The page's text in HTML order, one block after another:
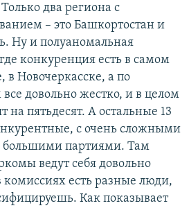
два региона с
– это Башкортостан и
Ну и полуаномальная
конкуренция есть в самом
в Новочеркасске, а по
довольно жестко, и в целом
на пятьдесят. А остальные 13
с очень сложными
партиями. Там
ведут себя довольно
комиссиях есть разные люди,
Как показывает